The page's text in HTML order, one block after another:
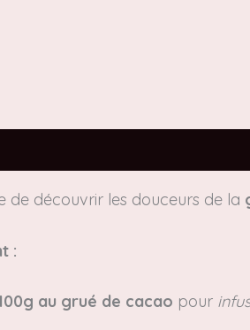
de découvrir les douceurs de la
:
au grué de cacao pour